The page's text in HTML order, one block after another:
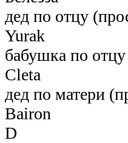
дед по отцу
Yurak
бабушка по
Cleta
дед по матери
Bairon
D